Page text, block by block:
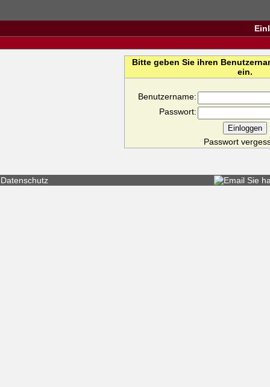
Bitte geben Sie ihren
ein.
Benutzername:
Passwort:
Passwort
Datenschutz Sie